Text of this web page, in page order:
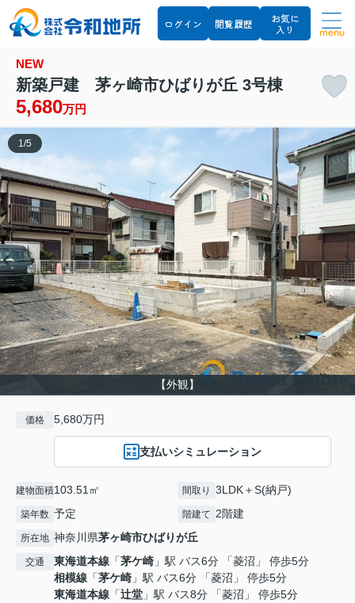
ログイン 閲覧履歴
お気に
入り
menu
NEW
新築戸建 茅ヶ崎市ひばりが丘 3号棟
5,680万円
【外観】
1 /5
価格 5,680万円
支払いシミュレーション
建物面積103.51㎡ 間取り 3LDK＋S(納戸)
築年数 予定 階建て 2階建
所在地 神奈川県茅ヶ崎市ひばりが丘
交通 東海道本線 「茅ケ崎 」駅 バス6分 「菱沼」 停歩5分
相模線 「茅ケ崎 」駅 バス6分 「菱沼」 停歩5分
東海道本線 「辻堂 」駅 バス8分 「菱沼」 停歩5分